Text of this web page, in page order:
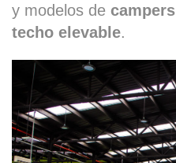
y modelos de campers
techo elevable.